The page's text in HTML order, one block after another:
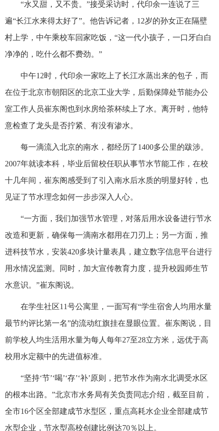
“水又甜，又不贵。”接受采访时，代印余一连说了三
遍“长江水来得太好了”。他告诉记者，12岁的孙女正在隔壁
村上学，中午乘校车回家吃饭，“这一代小孩子，一口牙白白
净净的，吃什么都不费劲。”
中午12时，代印余一家吃上了长江水蒸出来的包子，而
在位于北京市朝阳区的北京工业大学，后勤保障处节能办公
室工作人员崔东阁也到水房给茶杯续上了水。离开时，他特
意检查了龙头是否拧紧、有没有渗水。
每一滴流入北京的南水，都经历了1400多公里的跋涉。
2007年就读本科，毕业后留校任职从事节水节能工作，在校
十几年间，崔东阁感受到了引入南水后水质的明显好转，也
见证了节水理念如何一步步深入人心。
“一方面，我们加强节水管理，对落后用水设备进行节水
改造和更新，确保每一滴南水都用在刀刃上；另一方面，推
进科技节水，安装420多块计量表具，建立数字信息平台进行
用水情况监测。同时，加大宣传教育力度，提升校园师生节
水意识。”崔东阁说。
在学生社区11号公寓里，一面写有“学生宿舍人均用水量
最节约评比第一名”的流动红旗挂在显眼位置。崔东阁说，目
前学校人均生活用水量为每人每年27至28立方米，远优于高
校用水定额中的先进值标准。
“坚持‘节’‘喝’‘存’‘补’原则，把节水作为南水北调受水区
的根本出路。”北京市水务局有关负责同志介绍，截至目前，
全市16个区全部建成节水型区，重点高耗水企业全部建成节
水型企业，节水型高校创建比例达70％以上。